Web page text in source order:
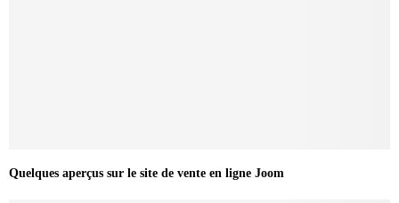
Quelques aperçus sur le site de vente en ligne Joom